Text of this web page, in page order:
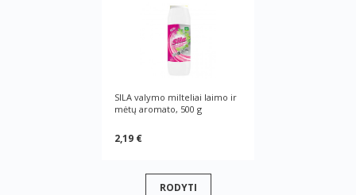
SILA valymo milteliai laimo ir
mėtų aromato, 500 g
2,19 €
RODYTI